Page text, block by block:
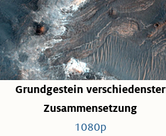
Grundgestein verschiedenster
Zusammensetzung
1080p